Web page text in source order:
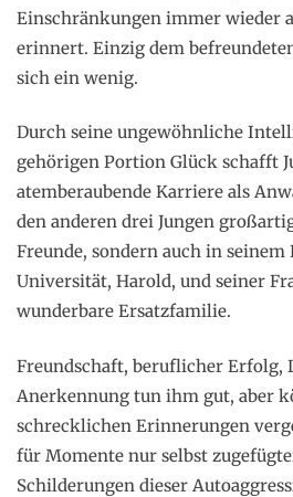
Einschränkungen immer wieder
erinnert. Einzig dem
sich ein wenig.
Durch seine ungewöhnliche
gehörigen Portion Glück schafft
atemberaubende Karriere als
den anderen drei Jungen
Freunde, sondern auch in seinem
Universität, Harold, und seiner
wunderbare Ersatzfamilie.
Freundschaft, beruflicher Erfolg,
Anerkennung tun ihm gut, aber
schrecklichen Erinnerungen
für Momente nur selbst
Schilderungen dieser